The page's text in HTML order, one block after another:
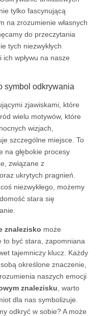
tylko fascynującą
na zrozumienie własnych
do przeczytania
tych niezwykłych
wpływu na nasze
symbol odkrywania
zjawiskami, które
wielu motywów, które
wizjach,
szczególne miejsce. To
na głębokie procesy
związane z
ukrytych pragnień.
niezwykłego, możemy
stara się
znalezisko może
to być stara, zapomniana
tajemniczy klucz. Każdy
określone znaczenie,
naszych emocji
znalezisku , warto
dla nas symbolizuje.
odkryć w sobie? A może